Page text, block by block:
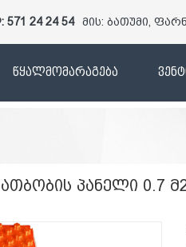
24 24 54 მის: ბათუმი,
წყალმომარაგება
პანელი 0.7 მ2